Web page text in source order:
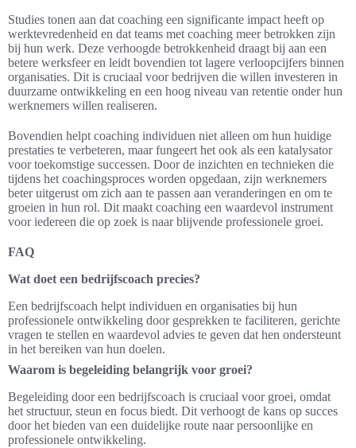
Studies tonen aan dat coaching een significante impact heeft op
werktevredenheid en dat teams met coaching meer betrokken zijn
bij hun werk. Deze verhoogde betrokkenheid draagt bij aan een
betere werksfeer en leidt bovendien tot lagere verloopcijfers binnen
organisaties. Dit is cruciaal voor bedrijven die willen investeren in
duurzame ontwikkeling en een hoog niveau van retentie onder hun
werknemers willen realiseren.
Bovendien helpt coaching individuen niet alleen om hun huidige
prestaties te verbeteren, maar fungeert het ook als een katalysator
voor toekomstige successen. Door de inzichten en technieken die
tijdens het coachingsproces worden opgedaan, zijn werknemers
beter uitgerust om zich aan te passen aan veranderingen en om te
groeien in hun rol. Dit maakt coaching een waardevol instrument
voor iedereen die op zoek is naar blijvende professionele groei.
FAQ
Wat doet een bedrijfscoach precies?
Een bedrijfscoach helpt individuen en organisaties bij hun
professionele ontwikkeling door gesprekken te faciliteren, gerichte
vragen te stellen en waardevol advies te geven dat hen ondersteunt
in het bereiken van hun doelen.
Waarom is begeleiding belangrijk voor groei?
Begeleiding door een bedrijfscoach is cruciaal voor groei, omdat
het structuur, steun en focus biedt. Dit verhoogt de kans op succes
door het bieden van een duidelijke route naar persoonlijke en
professionele ontwikkeling.